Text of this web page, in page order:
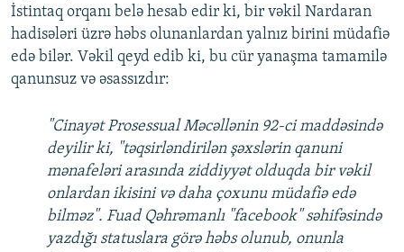
İstintaq orqanı belə hesab edir ki, bir vəkil Nardaran
hadisələri üzrə həbs olunanlardan yalnız birini müdafiə
edə bilər. Vəkil qeyd edib ki, bu cür yanaşma tamamilə
qanunsuz və əsassızdır:
"Cinayət Prosessual Məcəllənin 92-ci maddəsində
deyilir ki, "təqsirləndirilən şəxslərin qanuni
mənafeləri arasında ziddiyyət olduqda bir vəkil
onlardan ikisini və daha çoxunu müdafiə edə
bilməz". Fuad Qəhrəmanlı "facebook" səhifəsində
yazdığı statuslara görə həbs olunub, onunla